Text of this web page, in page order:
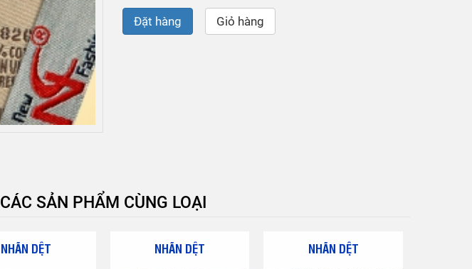
Đặt hàng Giỏ hàng
CÁC SẢN PHẨM CÙNG LOẠI
NHÃN DỆT NHÃN DỆT NHÃN DỆT